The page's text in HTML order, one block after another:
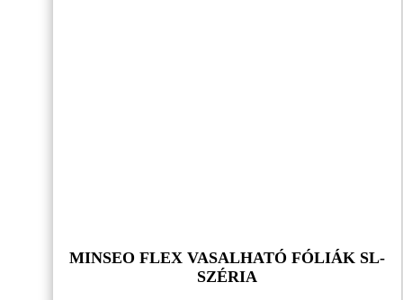
MINSEO FLEX VASALHATÓ FÓLIÁK SL-
SZÉRIA